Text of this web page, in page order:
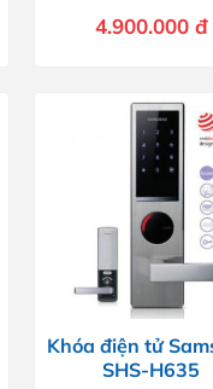
4.900.000 đ
Khóa điện tử
SHS-H635